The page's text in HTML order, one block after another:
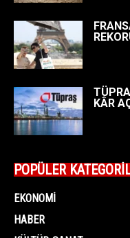
KÂR
POPÜLER
EKONOMI
HABER